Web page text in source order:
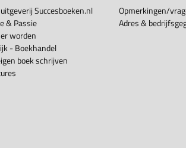
Succesboeken.nl
& Passie
worden
- Boekhandel
boek schrijven
Opmerkingen/
Adres &